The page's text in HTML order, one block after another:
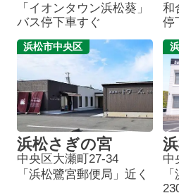
「イオンタウン浜松葵」
バス停下車すぐ
和
停
浜松市中央区
浜松さぎの宮
中央区大瀬町27-34
「浜松鷺宮郵便局」近く
中